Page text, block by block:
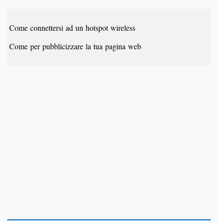
Come connettersi ad un hotspot wireless
Come per pubblicizzare la tua pagina web